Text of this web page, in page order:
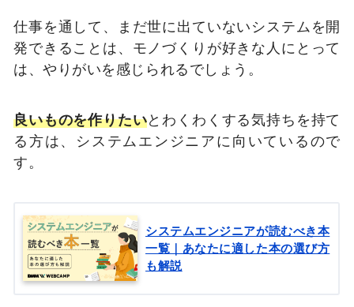
仕事を通して、まだ世に出ていないシステムを開
発できることは、モノづくりが好きな人にとって
は、やりがいを感じられるでしょう。
良いものを作りたいとわくわくする気持ちを持て
る方は、システムエンジニアに向いているので
す。
システムエンジニアが読むべき本
一覧｜あなたに適した本の選び方
も解説